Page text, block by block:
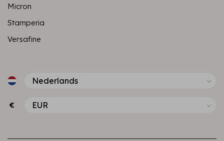
Micron
Stamperia
Versafine
€